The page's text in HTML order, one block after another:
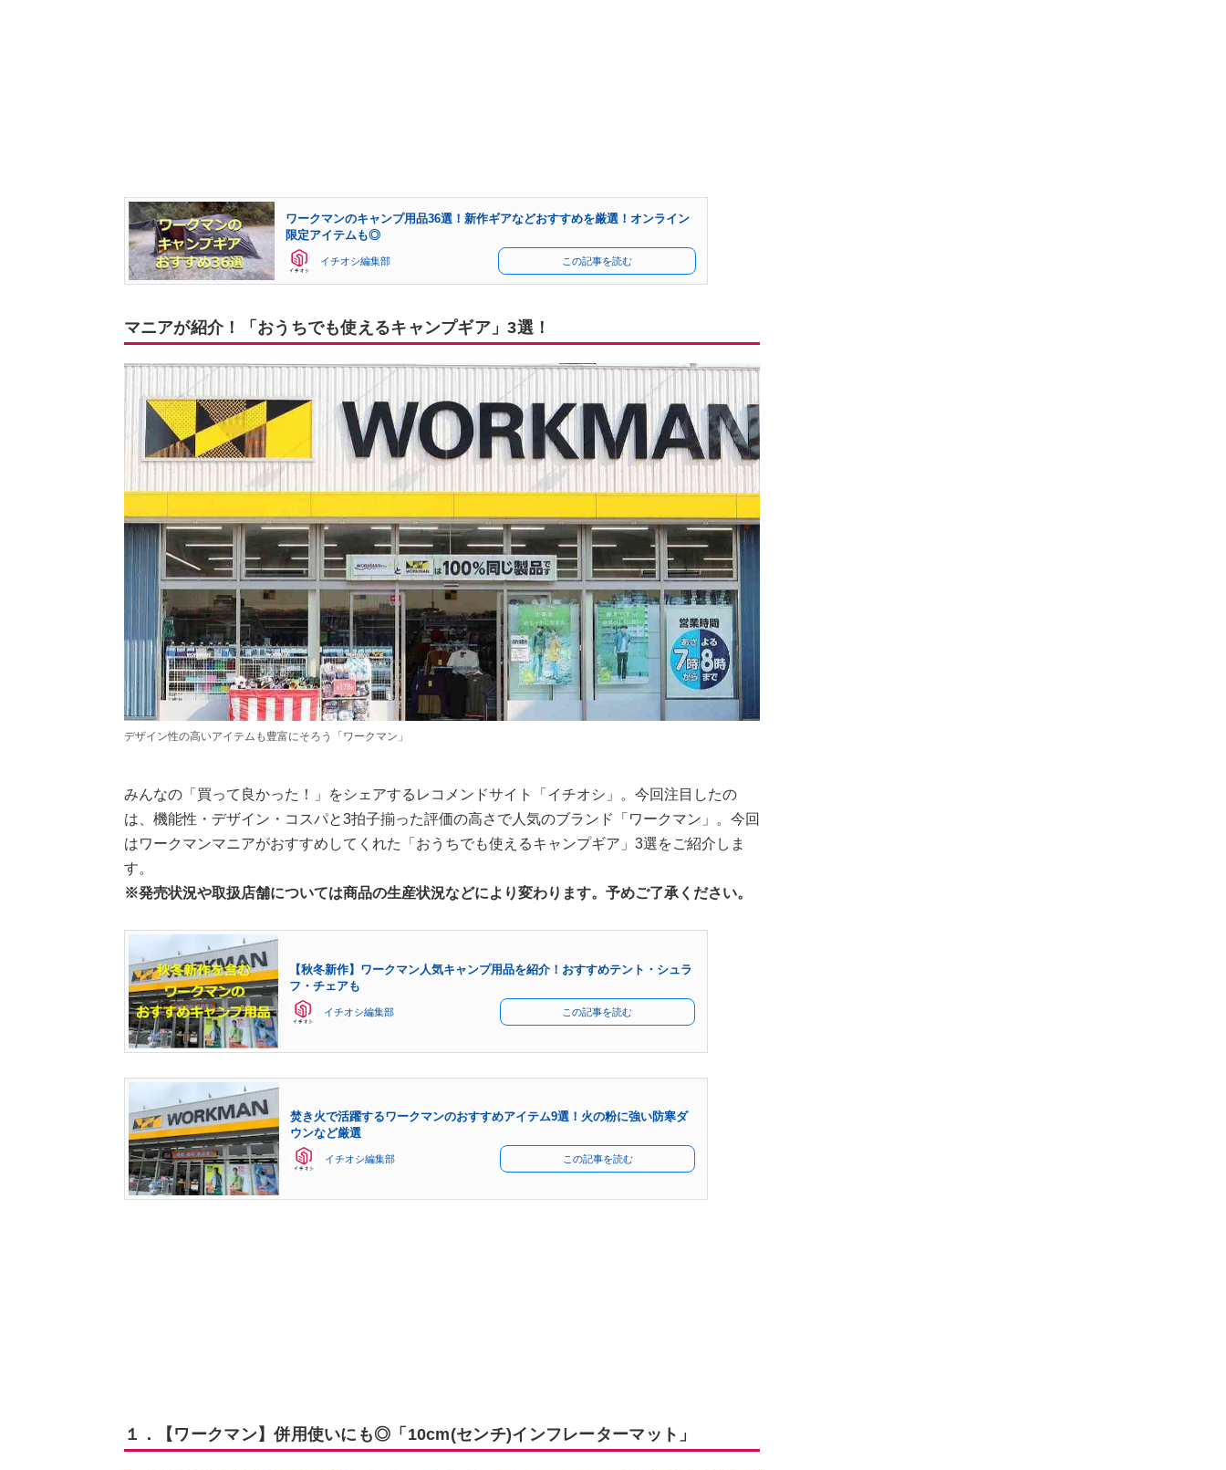
ワークマンのキャンプ用品36選！新作ギアなどおすすめを厳選！オンライン
限定アイテムも◎
イチオシ編集部 この記事を読む
マニアが紹介！「おうちでも使えるキャンプギア」3選！
デザイン性の高いアイテムも豊富にそろう「ワークマン」
みんなの「買って良かった！」をシェアするレコメンドサイト「イチオシ」。今回注目したの
は、機能性・デザイン・コスパと3拍子揃った評価の高さで人気のブランド「ワークマン」。今回
はワークマンマニアがおすすめしてくれた「おうちでも使えるキャンプギア」3選をご紹介しま
す。
※発売状況や取扱店舗については商品の生産状況などにより変わります。予めご了承ください。
【秋冬新作】ワークマン人気キャンプ用品を紹介！おすすめテント・シュラ
フ・チェアも
イチオシ編集部 この記事を読む
焚き火で活躍するワークマンのおすすめアイテム9選！火の粉に強い防寒ダ
ウンなど厳選
イチオシ編集部 この記事を読む
１．【ワークマン】併用使いにも◎「10cm(センチ)インフレーターマット」